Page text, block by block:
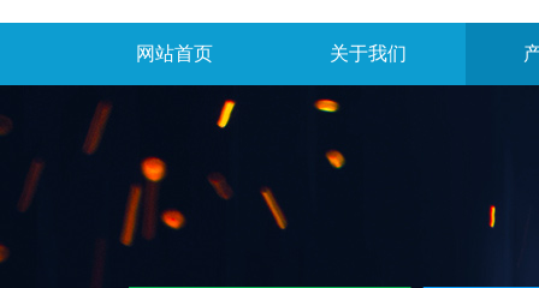
网站首页 关于我们